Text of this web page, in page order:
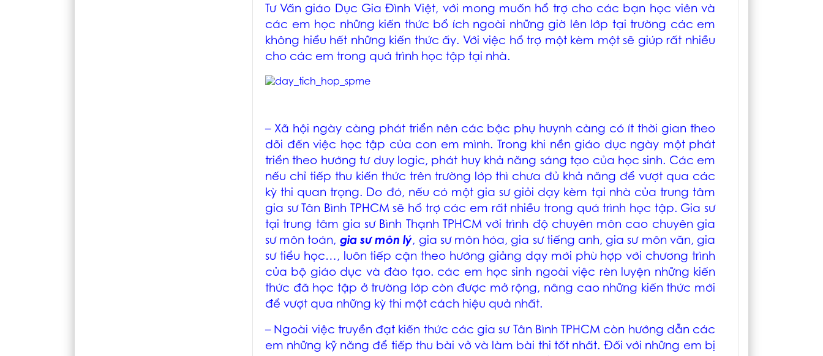
Tư Vấn giáo Dục Gia Đình Việt, với mong muốn hổ trợ cho các bạn học viên và
các em học những kiến thức bổ ích ngoài những giờ lên lớp tại trường các em
không hiểu hết những kiến thức ấy. Với việc hổ trợ một kèm một sẽ giúp rất nhiều
cho các em trong quá trình học tập tại nhà.
– Xã hội ngày càng phát triển nên các bậc phụ huynh càng có ít thời gian theo
dõi đến việc học tập của con em mình. Trong khi nền giáo dục ngày một phát
triển theo hướng tư duy logic, phát huy khả năng sáng tạo của học sinh. Các em
nếu chỉ tiếp thu kiến thức trên trường lớp thì chưa đủ khả năng để vượt qua các
kỳ thi quan trọng. Do đó, nếu có một gia sư giỏi dạy kèm tại nhà của trung tâm
gia sư Tân Bình TPHCM sẽ hổ trợ các em rất nhiều trong quá trình học tập. Gia sư
tại trung tâm gia sư Bình Thạnh TPHCM với trình độ chuyên môn cao chuyên gia
sư môn toán, gia sư môn lý, gia sư môn hóa, gia sư tiếng anh, gia sư môn văn, gia
sư tiểu học…, luôn tiếp cận theo hướng giảng dạy mới phù hợp với chương trình
của bộ giáo dục và đào tạo. các em học sinh ngoài việc rèn luyện những kiến
thức đã học tập ở trường lớp còn được mở rộng, nâng cao những kiến thức mới
để vượt qua những kỳ thi một cách hiệu quả nhất.
– Ngoài việc truyền đạt kiến thức các gia sư Tân Bình TPHCM còn hướng dẫn các
em những kỹ năng để tiếp thu bài vở và làm bài thi tốt nhất. Đối với những em bị